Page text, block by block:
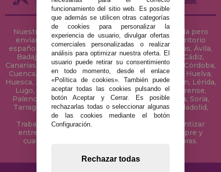
Nuestra tienda de puzzles está ubicada en Sevilla pero
enviamos tus puzzles a cualquier ciudad del territorio
español: Álava, Albacete, Alicante, Almería, Asturias, Ávila,
Badajoz, Baleares, Barcelona, Burgos, Cáceres, Cádiz,
Canarias, Cantabria, Castellón, Ceuta, Ciudad Real, Córdoba,
Cuenca, Gerona, Granada, Guadalajara, Guipúzcoa, Huelva,
Huesca, Jaén, La Coruña, La Rioja, Las Palmas, Leon, Lérida,
Lugo, Madrid, Málaga, Melilla, Murcia, Navarra, Orense,
Palencia, Pontevedra, Salamanca, Segovia, Sevilla, Soria,
Tarragona, Tenerife, Teruel, Toledo, Valencia, Valladolid,
Vizcaya, Zamora y Zaragoza.
Trabajamos con Stocks permanentes para garantizar
entregas rápidas en territorio peninsular, siempre y
cuando el pedido se realice antes de las 18 horas.
funcionamiento del sitio web. Es posible
que además se utilicen otras categorías
de cookies para personalizar la
experiencia de usuario, divulgar ofertas
comerciales personalizadas o realizar
análisis para optimizar nuestra oferta. El
usuario puede retirar su consentimiento
en todo momento, desde el enlace
«Política de cookies». También puede
aceptar todas las cookies pulsando el
botón Aceptar y Cerrar. Es posible
rechazarlas todas o seleccionar algunas
de las cookies mediante el botón
Configuración.
Rechazar todas